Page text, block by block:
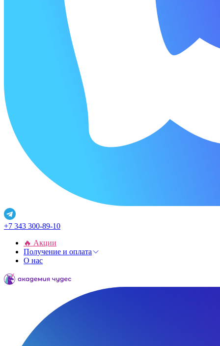
+7 343 300-89-10
🔥 Акции
Получение и оплата
О нас